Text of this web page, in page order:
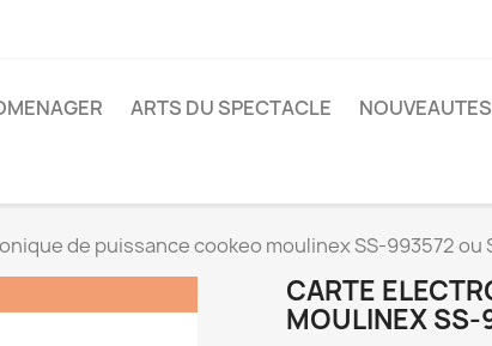
ARTS DU SPECTACLE NOUVEAUTES
de puissance cookeo moulinex SS-993572 ou
CARTE
MOULINEX